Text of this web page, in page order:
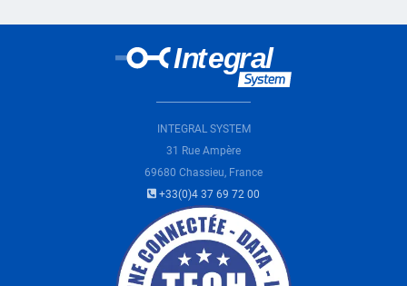
INTEGRAL SYSTEM
31 Rue Ampère
69680 Chassieu, France
+33(0)4 37 69 72 00